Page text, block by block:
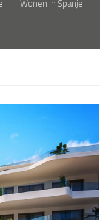
Wonen in Spanje